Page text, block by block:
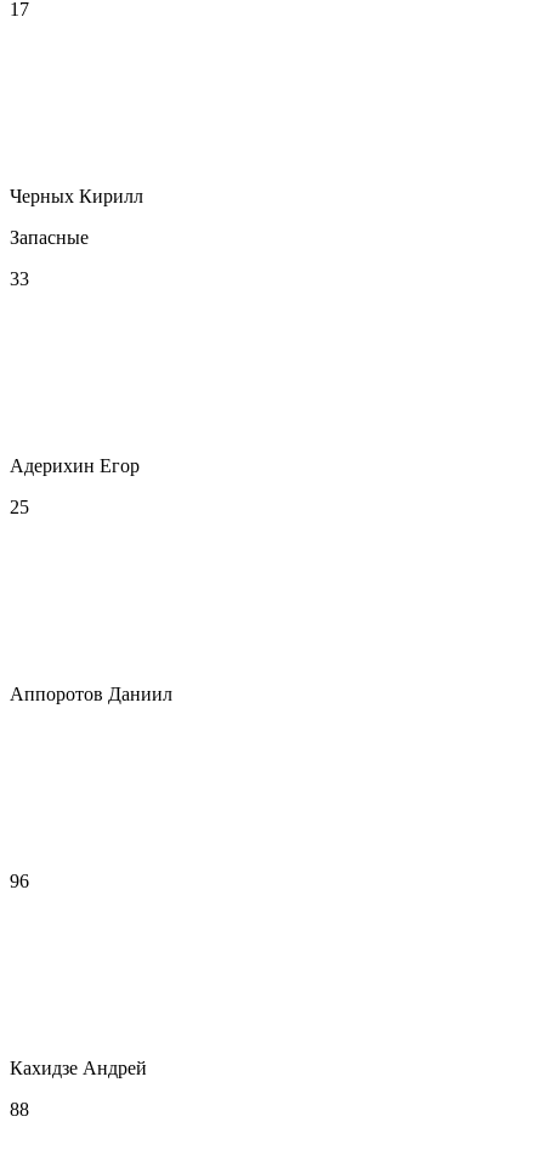
17
Черных Кирилл
Запасные
33
Адерихин Егор
25
Аппоротов Даниил
96
Кахидзе Андрей
88